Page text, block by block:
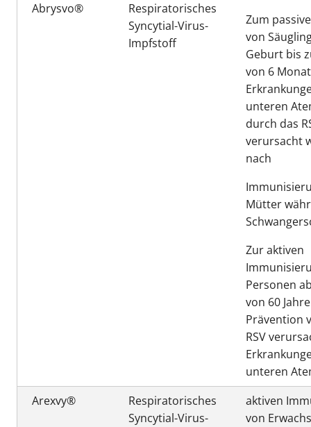
Abrysvo®
Respiratorisches
Syncytial-Virus-
Impfstoff
Zum
von
Geburt bis
von 6
unteren
durch das
verursacht
nach
Mütter
Zur aktiven
Personen
von 60
Prävention
RSV
unteren
Arexvy®
Respiratorisches
Syncytial-Virus-
aktiven
von